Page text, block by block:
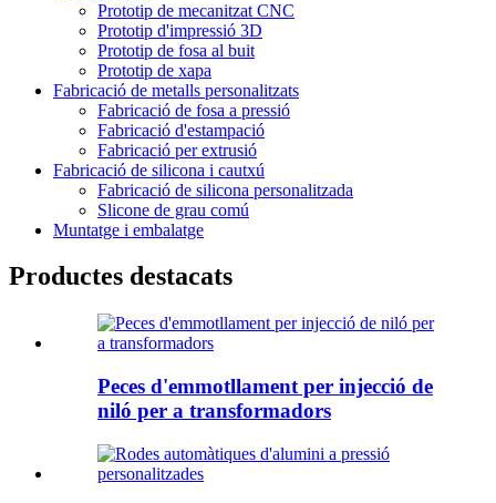
Prototip de mecanitzat CNC
Prototip d'impressió 3D
Prototip de fosa al buit
Prototip de xapa
Fabricació de metalls personalitzats
Fabricació de fosa a pressió
Fabricació d'estampació
Fabricació per extrusió
Fabricació de silicona i cautxú
Fabricació de silicona personalitzada
Slicone de grau comú
Muntatge i embalatge
Productes destacats
Peces d'emmotllament per injecció de
niló per a transformadors